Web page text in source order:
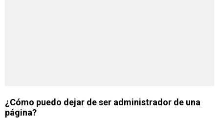
¿Cómo puedo dejar de ser administrador de una
página?